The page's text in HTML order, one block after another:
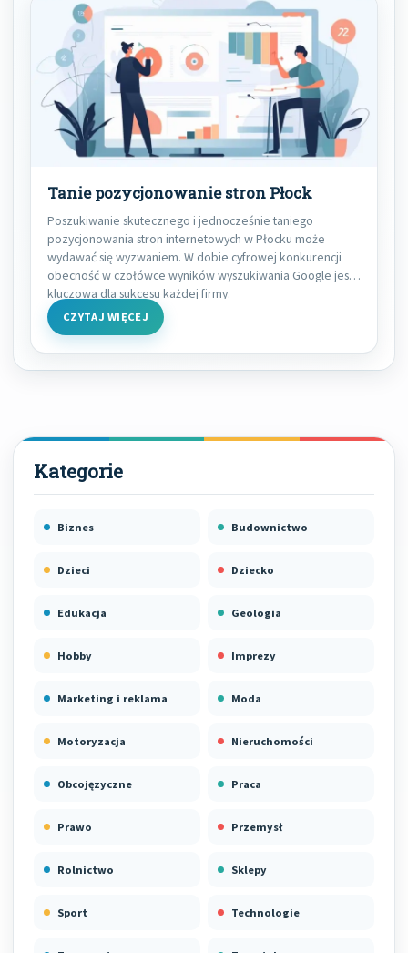
Tanie pozycjonowanie stron Płock
Poszukiwanie skutecznego i jednocześnie taniego
pozycjonowania stron internetowych w Płocku może
wydawać się wyzwaniem. W dobie cyfrowej konkurencji
obecność w czołówce wyników wyszukiwania Google jest
kluczowa dla sukcesu każdej firmy.
CZYTAJ WIĘCEJ
Biznes Budownictwo
Dzieci Dziecko
Edukacja Geologia
Hobby Imprezy
Marketing i reklama Moda
Motoryzacja Nieruchomości
Obcojęzyczne Praca
Prawo Przemysł
Rolnictwo Sklepy
Sport Technologie